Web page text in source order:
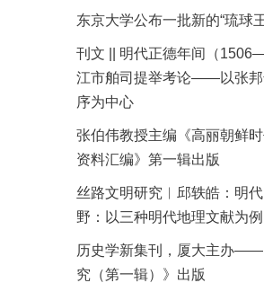
东京大学公布一批新的“琉球
刊文 || 明代正德年间（
江市舶司提举考论——以张邦
序为中心
张伯伟教授主编《高丽朝鲜
资料汇编》第一辑出版
丝路文明研究︱邱轶皓：明
野：以三种明代地理文献为例
历史学新集刊，厦大主办——
究（第一辑）》出版